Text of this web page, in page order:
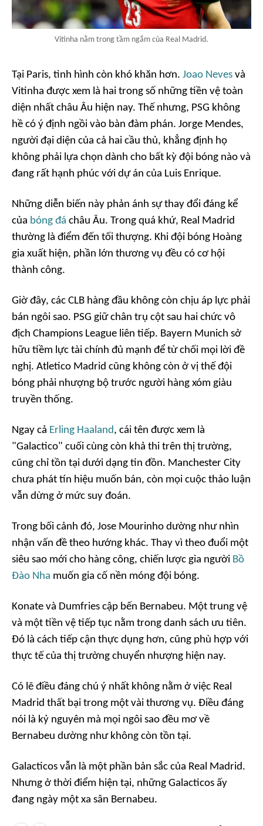
Vitinha nằm trong tầm ngắm của Real Madrid.
Tại Paris, tình hình còn khó khăn hơn. Joao Neves và
Vitinha được xem là hai trong số những tiền vệ toàn
diện nhất châu Âu hiện nay. Thế nhưng, PSG không
hề có ý định ngồi vào bàn đàm phán. Jorge Mendes,
người đại diện của cả hai cầu thủ, khẳng định họ
không phải lựa chọn dành cho bất kỳ đội bóng nào và
đang rất hạnh phúc với dự án của Luis Enrique.
Những diễn biến này phản ánh sự thay đổi đáng kể
của bóng đá châu Âu. Trong quá khứ, Real Madrid
thường là điểm đến tối thượng. Khi đội bóng Hoàng
gia xuất hiện, phần lớn thương vụ đều có cơ hội
thành công.
Giờ đây, các CLB hàng đầu không còn chịu áp lực phải
bán ngôi sao. PSG giữ chân trụ cột sau hai chức vô
địch Champions League liên tiếp. Bayern Munich sở
hữu tiềm lực tài chính đủ mạnh để từ chối mọi lời đề
nghị. Atletico Madrid cũng không còn ở vị thế đội
bóng phải nhượng bộ trước người hàng xóm giàu
truyền thống.
Ngay cả Erling Haaland, cái tên được xem là
"Galactico" cuối cùng còn khả thi trên thị trường,
cũng chỉ tồn tại dưới dạng tin đồn. Manchester City
chưa phát tín hiệu muốn bán, còn mọi cuộc thảo luận
vẫn dừng ở mức suy đoán.
Trong bối cảnh đó, Jose Mourinho dường như nhìn
nhận vấn đề theo hướng khác. Thay vì theo đuổi một
siêu sao mới cho hàng công, chiến lược gia người Bồ
Đào Nha muốn gia cố nền móng đội bóng.
Konate và Dumfries cập bến Bernabeu. Một trung vệ
và một tiền vệ tiếp tục nằm trong danh sách ưu tiên.
Đó là cách tiếp cận thực dụng hơn, cũng phù hợp với
thực tế của thị trường chuyển nhượng hiện nay.
Có lẽ điều đáng chú ý nhất không nằm ở việc Real
Madrid thất bại trong một vài thương vụ. Điều đáng
nói là kỷ nguyên mà mọi ngôi sao đều mơ về
Bernabeu dường như không còn tồn tại.
Galacticos vẫn là một phần bản sắc của Real Madrid.
Nhưng ở thời điểm hiện tại, những Galacticos ấy
đang ngày một xa sân Bernabeu.